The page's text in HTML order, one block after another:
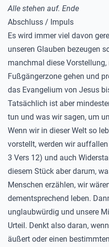
Alle stehen auf. Ende
Abschluss / Impuls
Es wird immer viel davon
unseren Glauben bezeugen
manchmal diese
Fußgängerzone gehen und
das Evangelium von Jesus
Tatsächlich ist aber
tun und was wir sagen, um
Wenn wir in dieser Welt so
vorstellt, werden wir
3 Vers 12) und auch
diesem Stück aber darum,
Menschen erzählen, wir
dementsprechend leben.
unglaubwürdig und unsere
Urteil. Denkt also daran,
äußert oder einen